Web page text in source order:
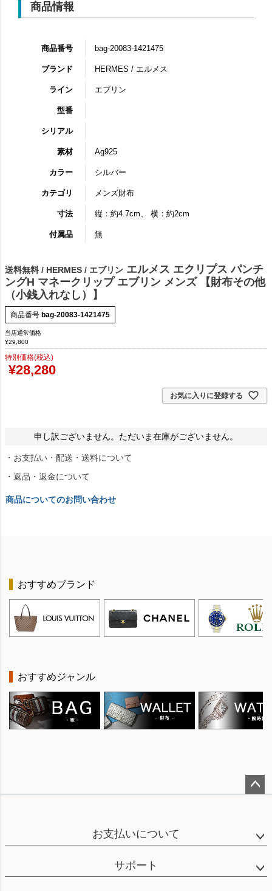
商品情報
商品番号 bag-20083-1421475
ブランド HERMES / エルメス
ライン エブリン
型番
シリアル
素材 Ag925
カラー シルバー
カテゴリ メンズ財布
寸法 縦：約4.7cm、 横：約2cm
付属品 無
送料無料 / HERMES / エブリン エルメス エクリプス パンチ
ングH マネークリップ エブリン メンズ 【財布その他
（小銭入れなし）】
商品番号 bag-20083-1421475
当店通常価格
¥29,800
特別価格(税込)
¥28,280
お気に入りに登録する
申し訳ございません。ただいま在庫がございません。
・お支払い・配送・送料について
・返品・返金について
商品についてのお問い合わせ
おすすめブランド
おすすめジャンル
お支払いについて
サポート